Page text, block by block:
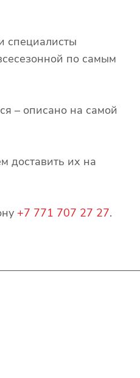
специалисты
по самым
– описано на самой
доставить их на
+7 771 707 27 27.